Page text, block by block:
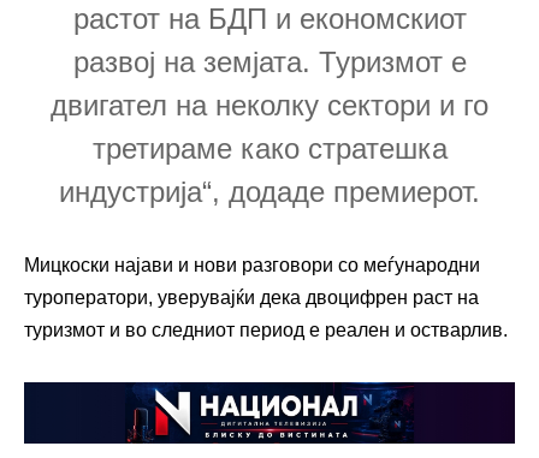
растот на БДП и економскиот
развој на земјата. Туризмот е
двигател на неколку сектори и го
третираме како стратешка
индустрија“, додаде премиерот.
Мицкоски најави и нови разговори со меѓународни
туроператори, уверувајќи дека двоцифрен раст на
туризмот и во следниот период е реален и остварлив.